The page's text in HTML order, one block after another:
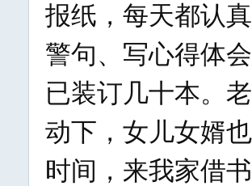
报纸，每天都认
警句、写心得体
已装订几十本。
动下，女儿女婿
时间，来我家借